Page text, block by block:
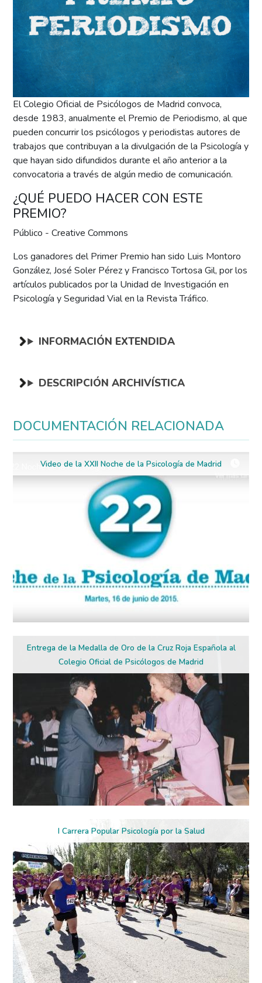
El Colegio Oficial de Psicólogos de Madrid convoca,
desde 1983, anualmente el Premio de Periodismo, al que
pueden concurrir los psicólogos y periodistas autores de
trabajos que contribuyan a la divulgación de la Psicología y
que hayan sido difundidos durante el año anterior a la
convocatoria a través de algún medio de comunicación.
¿QUÉ PUEDO HACER CON ESTE
PREMIO?
Público - Creative Commons
Los ganadores del Primer Premio han sido Luis Montoro
González, José Soler Pérez y Francisco Tortosa Gil, por los
artículos publicados por la Unidad de Investigación en
Psicología y Seguridad Vial en la Revista Tráfico.
INFORMACIÓN EXTENDIDA
DESCRIPCIÓN ARCHIVÍSTICA
DOCUMENTACIÓN RELACIONADA
Video de la XXII Noche de la Psicología de Madrid
Entrega de la Medalla de Oro de la Cruz Roja Española al
Colegio Oficial de Psicólogos de Madrid
I Carrera Popular Psicología por la Salud